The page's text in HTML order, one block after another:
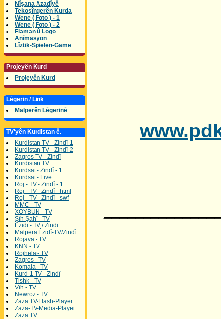
Nîşana Azadîyê
Tekoşîngerên Kurda
Wene ( Foto ) - 1
Wene ( Foto ) - 2
Flaman û Logo
Anîmasyon
Lîztik-Spielen-Game
Projeyên Kurd
Projeyên Kurd
Lêgerin / Link
Malperên Lêgerinê
TV'yên Kurdistan ê.
Kurdistan TV - Zindî-1
Kurdistan TV - Zindî-2
Zagros TV - Zindî
Kurdistan TV
Kurdsat - Zindî - 1
Kurdsat - Live
Roj - TV - Zindî - 1
Roj - TV - Zindî - html
Roj - TV - Zindî - swf
MMC - TV
XOYBUN - TV
Şîn Şahî - TV
Êzidî - TV / Zindî
Malpera Êzidî-TV/Zindî
Rojava - TV
KNN - TV
Rojhelat- TV
Zagros - TV
Komala - TV
Kurd-1 TV - Zindî
Tishk - TV
Vîn - TV
Newroz - TV
Zaza TV-Flash-Player
Zaza-TV-Media-Player
Zaza TV